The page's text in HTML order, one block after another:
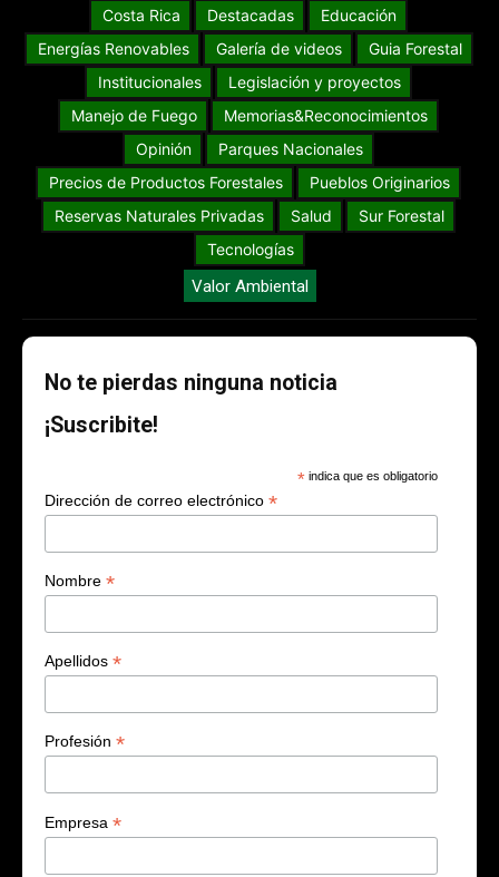
Costa Rica
Destacadas
Educación
Energías Renovables
Galería de videos
Guia Forestal
Institucionales
Legislación y proyectos
Manejo de Fuego
Memorias&Reconocimientos
Opinión
Parques Nacionales
Precios de Productos Forestales
Pueblos Originarios
Reservas Naturales Privadas
Salud
Sur Forestal
Tecnologías
Valor Ambiental
No te pierdas ninguna noticia
¡Suscribite!
* indica que es obligatorio
Dirección de correo electrónico *
Nombre *
Apellidos *
Profesión *
Empresa *